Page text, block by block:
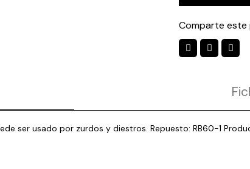
Comparte
ser usado por zurdos y diestros. Repuesto: RB60-1